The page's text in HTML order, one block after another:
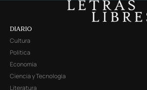
DIARIO
Cultura
Política
Economía
Ciencia y Tecnología
Literatura